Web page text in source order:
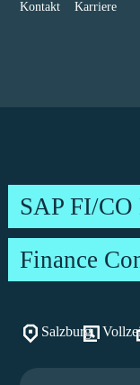
Kontakt Karriere
SAP FI/
Finance
Salzburg